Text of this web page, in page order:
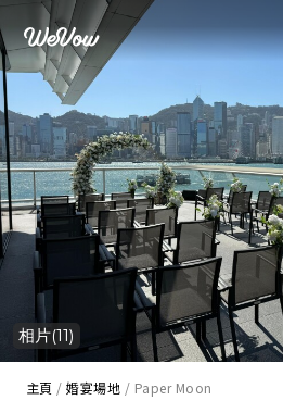
相片(11)
主頁 /婚宴場地 / Paper Moon